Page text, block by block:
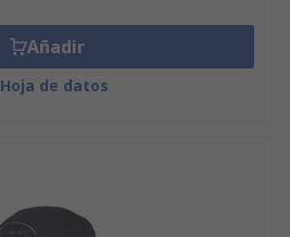
Añadir
Hoja de datos